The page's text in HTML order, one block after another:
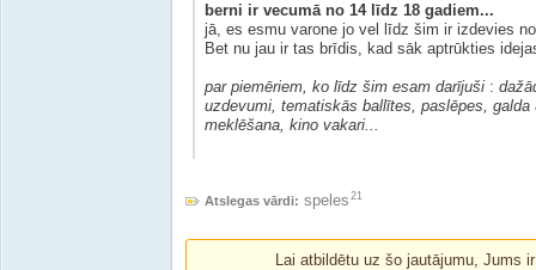
berni ir vecumā no 14 līdz 18 gadiem...
jā, es esmu varone jo vel līdz šim ir izdevies
Bet nu jau ir tas brīdis, kad sāk aptrūkties
par piemēriem, ko līdz šim esam darījuši :
uzdevumi, tematiskās ballītes, paslēpes,
meklēšana, kino vakari...
Atslegas vārdi: speles 21
Lai atbildētu uz šo jautājumu, Jums